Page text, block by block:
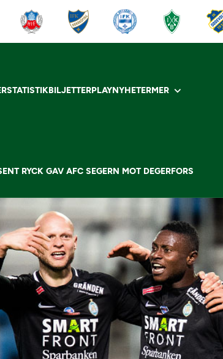
STATISTIKBILJETTERPLAYNYHETERMER
RYCK GAV AFC SEGERN MOT DEGERFORS